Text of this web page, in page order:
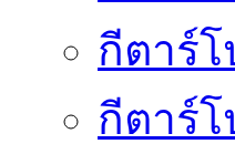
กีตาร์
กีตาร์โ